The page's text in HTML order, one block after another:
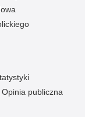
Opinia publiczna